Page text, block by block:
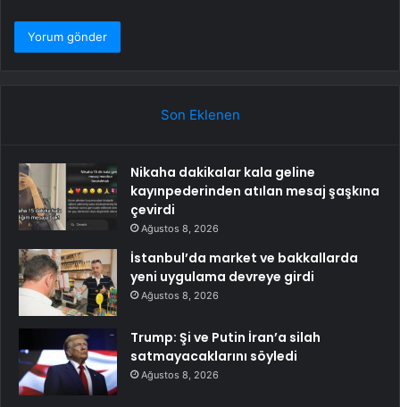
Son Eklenen
Nikaha dakikalar kala geline
kayınpederinden atılan mesaj şaşkına
çevirdi
Ağustos 8, 2026
İstanbul’da market ve bakkallarda
yeni uygulama devreye girdi
Ağustos 8, 2026
Trump: Şi ve Putin İran’a silah
satmayacaklarını söyledi
Ağustos 8, 2026